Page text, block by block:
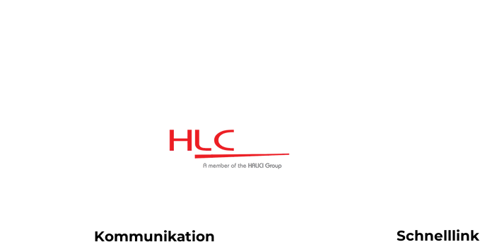
Kommunikation Schnelllink